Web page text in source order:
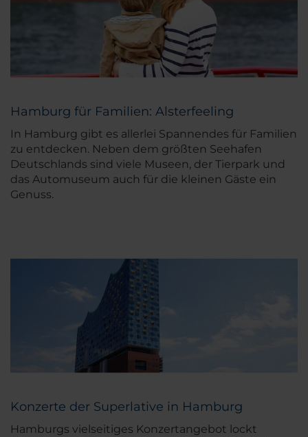
Hamburg für Familien: Alsterfeeling
In Hamburg gibt es allerlei Spannendes für Familien
zu entdecken. Neben dem größten Seehafen
Deutschlands sind viele Museen, der Tierpark und
das Automuseum auch für die kleinen Gäste ein
Genuss.
Konzerte der Superlative in Hamburg
Hamburgs vielseitiges Konzertangebot lockt